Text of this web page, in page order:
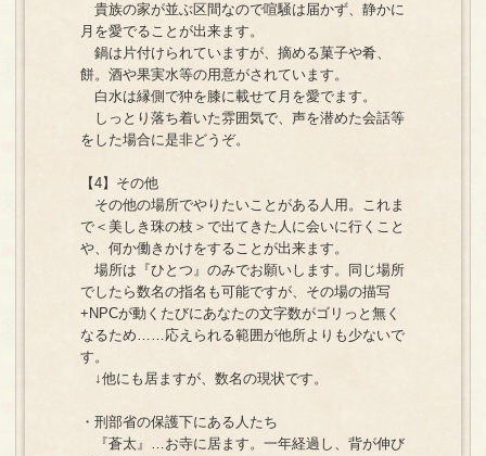
貴族の家が並ぶ区間なので喧騒は届かず、静かに
月を愛でることが出来ます。
鍋は片付けられていますが、摘める菓子や肴、
餅。酒や果実水等の用意がされています。
白水は縁側で狆を膝に載せて月を愛でます。
しっとり落ち着いた雰囲気で、声を潜めた会話等
をした場合に是非どうぞ。
【4】その他
その他の場所でやりたいことがある人用。これま
で＜美しき珠の枝＞で出てきた人に会いに行くこと
や、何か働きかけをすることが出来ます。
場所は『ひとつ』のみでお願いします。同じ場所
でしたら数名の指名も可能ですが、その場の描写
+NPCが動くたびにあなたの文字数がゴリっと無く
なるため……応えられる範囲が他所よりも少ないで
す。
↓他にも居ますが、数名の現状です。
・刑部省の保護下にある人たち
『蒼太』…お寺に居ます。一年経過し、背が伸び